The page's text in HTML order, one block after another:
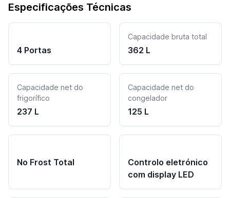
Especificações Técnicas
4 Portas
Capacidade bruta total
362 L
Capacidade net do
frigorífico
237 L
Capacidade net do
congelador
125 L
No Frost Total
Controlo eletrónico
com display LED